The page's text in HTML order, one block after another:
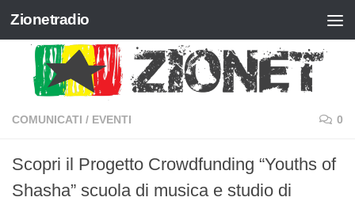
Salta al contenuto
Zionetradio
COMUNICATI / EVENTI 0
Scopri il Progetto Crowdfunding “Youths of
Shasha” scuola di musica e studio di